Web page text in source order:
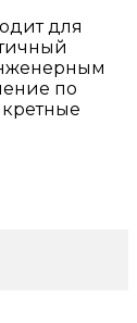
для
по